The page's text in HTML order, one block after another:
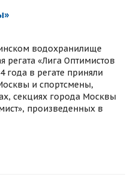
водохранилище
регата «Лига Оптимистов
года в регате приняли
и спортсмены,
секциях города Москвы
произведенных в